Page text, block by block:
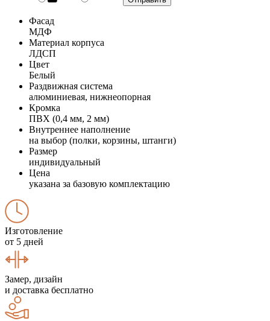
Фасад
МДФ
Материал корпуса
ЛДСП
Цвет
Белый
Раздвижная система
алюминиевая, нижнеопорная
Кромка
ПВХ (0,4 мм, 2 мм)
Внутреннее наполнение
на выбор (полки, корзины, штанги)
Размер
индивидуальный
Цена
указана за базовую комплектацию
Изготовление
от 5 дней
Замер, дизайн
и доставка бесплатно